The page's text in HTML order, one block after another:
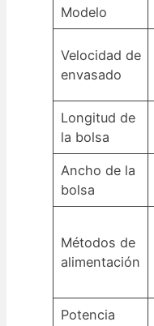
Modelo
Velocidad de
envasado
Longitud de
la bolsa
Ancho de la
bolsa
Métodos de
alimentación
Potencia